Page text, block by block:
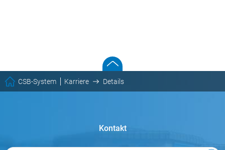
CSB-System Karriere Details
Kontakt